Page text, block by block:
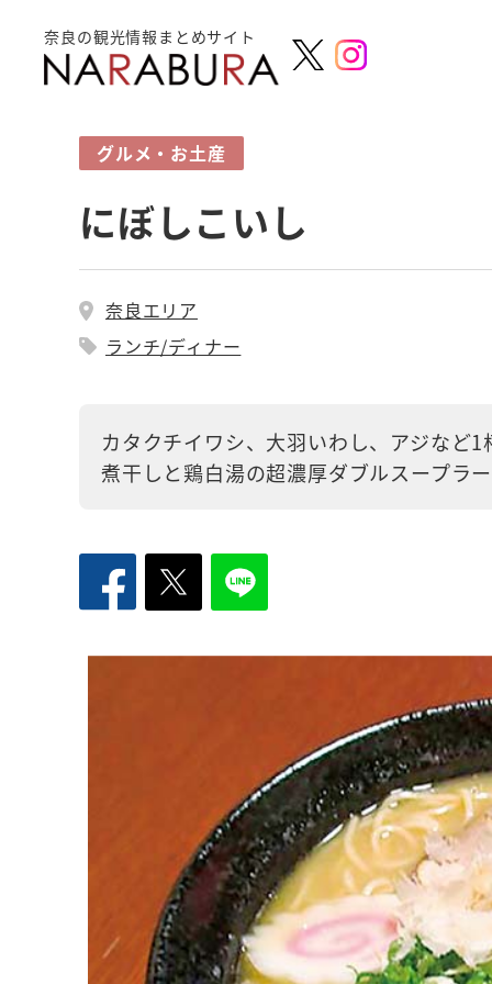
奈良の観光情報まとめサイト
グルメ・お土産
にぼしこいし
奈良エリア
ランチ/ディナー
カタクチイワシ、大羽いわし、アジなど
煮干しと鶏白湯の超濃厚ダブルスープラ